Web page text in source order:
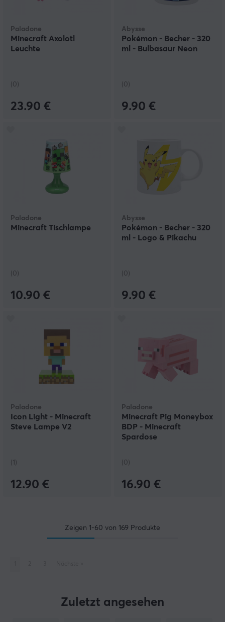
Paladone
Minecraft Axolotl
Leuchte
(0)
23.90 €
Abysse
Pokémon - Becher - 320
ml - Bulbasaur Neon
(0)
9.90 €
Paladone
Minecraft Tischlampe
(0)
10.90 €
Abysse
Pokémon - Becher - 320
ml - Logo & Pikachu
(0)
9.90 €
Paladone
Icon Light - Minecraft
Steve Lampe V2
(1)
12.90 €
Paladone
Minecraft Pig Moneybox
BDP - Minecraft
Spardose
(0)
16.90 €
Zeigen 1-60 von 169 Produkte
Zuletzt angesehen